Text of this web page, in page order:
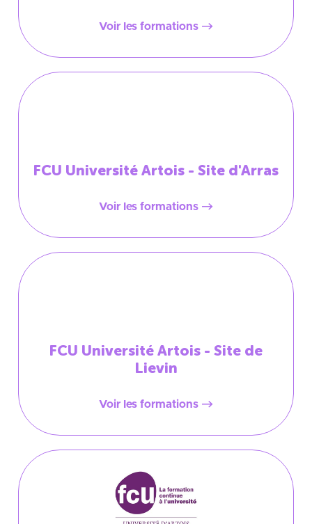
Voir les formations
FCU Université Artois - Site d'Arras
Voir les formations
FCU Université Artois - Site de
Lievin
Voir les formations